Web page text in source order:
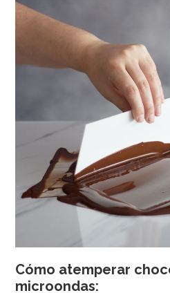
Cómo atemperar
microondas: